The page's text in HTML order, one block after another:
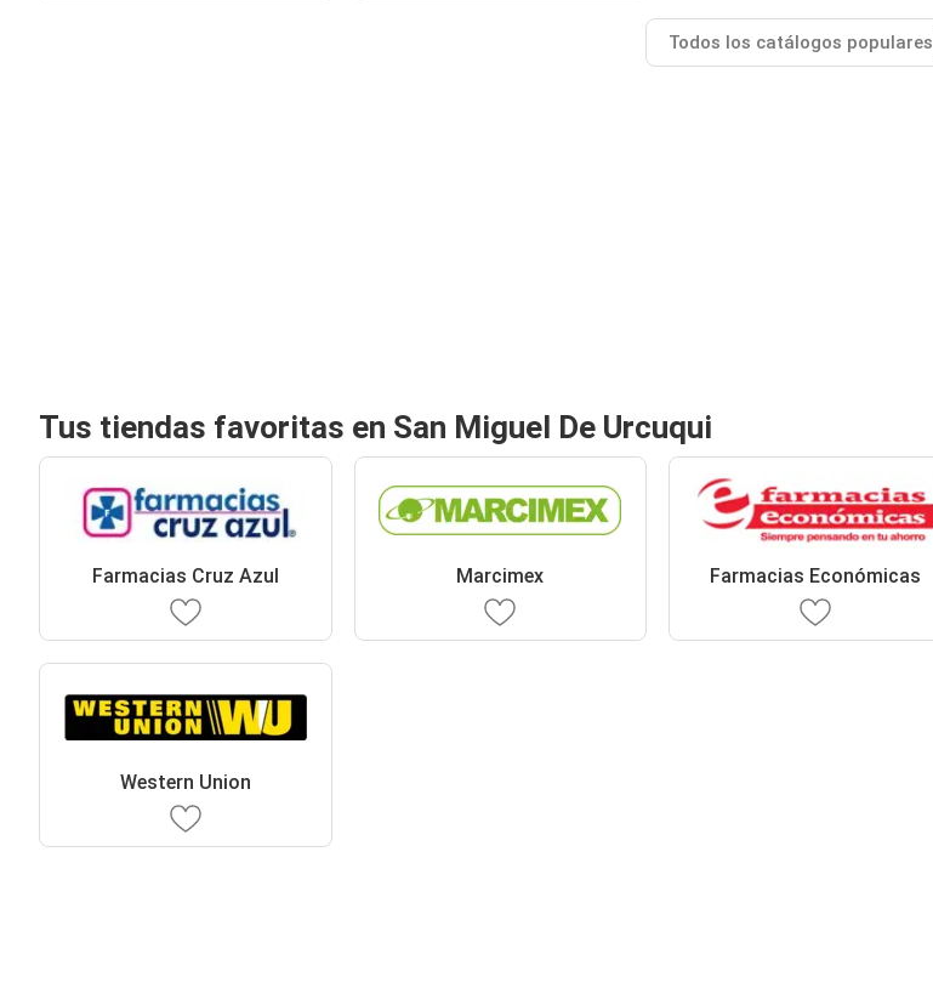
Todos los catálogos populares
Tus tiendas favoritas en San Miguel De Urcuqui
Farmacias Cruz Azul Marcimex Farmacias Económicas
Western Union